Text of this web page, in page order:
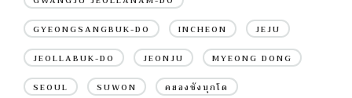
GYEONGSANGBUK-DO INCHEON JEJU
JEOLLABUK-DO JEONJU MYEONG DONG
SEOUL SUWON คยองซังบุกโด